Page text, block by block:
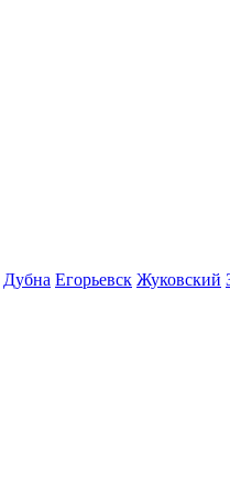
Дубна Егорьевск Жуковский